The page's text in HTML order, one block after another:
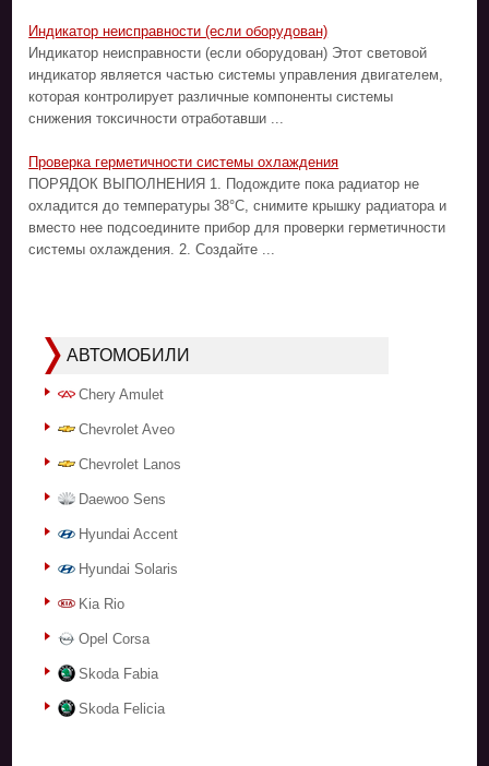
Индикатор неисправности (если оборудован)
Индикатор неисправности (если оборудован) Этот световой
индикатор является частью системы управления двигателем,
которая контролирует различные компоненты системы
снижения токсичности отработавши ...
Проверка герметичности системы охлаждения
ПОРЯДОК ВЫПОЛНЕНИЯ 1. Подождите пока радиатор не
охладится до температуры 38°C, снимите крышку радиатора и
вместо нее подсоедините прибор для проверки герметичности
системы охлаждения. 2. Создайте ...
АВТОМОБИЛИ
Chery Amulet
Chevrolet Aveo
Chevrolet Lanos
Daewoo Sens
Hyundai Accent
Hyundai Solaris
Kia Rio
Opel Corsa
Skoda Fabia
Skoda Felicia